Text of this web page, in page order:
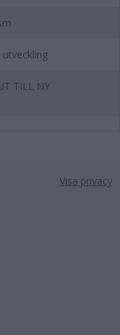
utveckling
TILL NY
Visa privacy